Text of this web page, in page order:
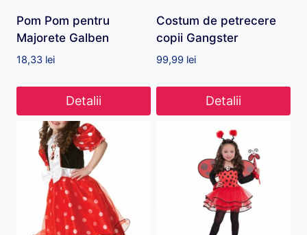
Pom Pom pentru
Majorete Galben
18,33 lei
Detalii
Costum de petrecere
copii Gangster
99,99 lei
Detalii